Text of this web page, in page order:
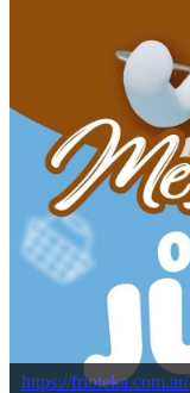
https://frioteka.com.ar/